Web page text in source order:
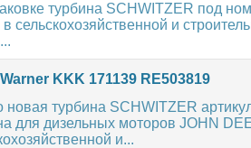
турбина SCHWITZER под
сельскохозяйственной и
KKK 171139 RE503819
турбина SCHWITZER
для дизельных моторов JOHN
и...